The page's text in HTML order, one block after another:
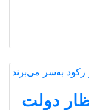
دولت